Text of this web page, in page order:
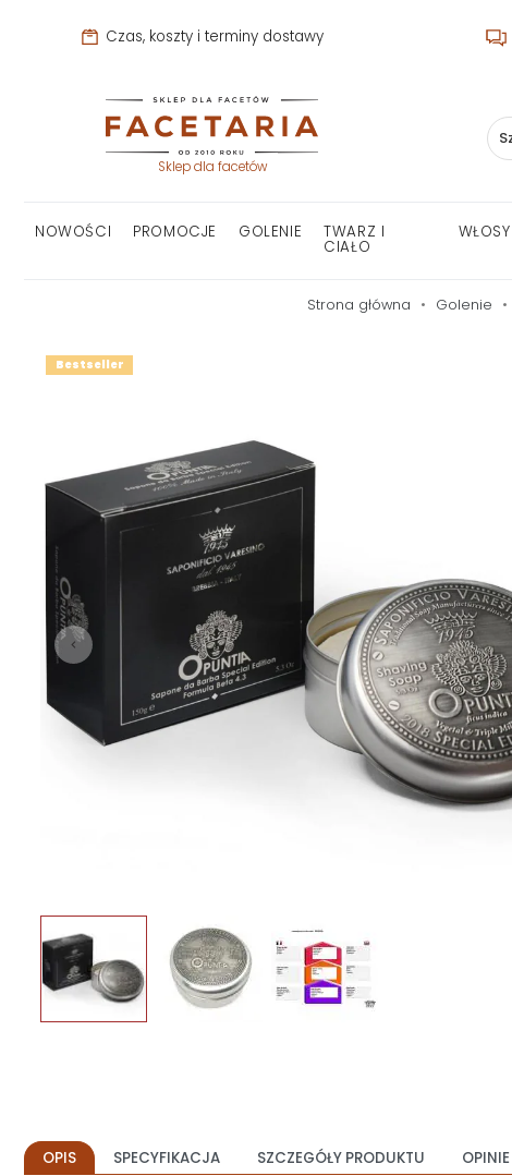
Czas, koszty i terminy dostawy
Sklep dla facetów
NOWOŚCI PROMOCJE GOLENIE TWARZ I
CIAŁO
WŁOSY
Strona główna Golenie
Bestseller
OPIS SPECYFIKACJA SZCZEGÓŁY PRODUKTU OPINIE